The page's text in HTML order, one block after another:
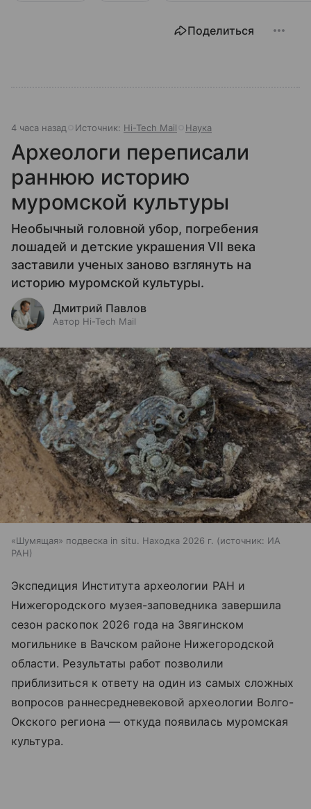
Поделиться
4 часа назад Источник: Hi-Tech Mail Наука
Археологи переписали
раннюю историю
муромской культуры
Необычный головной убор, погребения
лошадей и детские украшения VII века
заставили ученых заново взглянуть на
историю муромской культуры.
Дмитрий Павлов
Автор Hi-Tech Mail
«Шумящая» подвеска in situ. Находка 2026 г. источник: ИА
РАН
Экспедиция Института археологии РАН и
Нижегородского музея-заповедника завершила
сезон раскопок 2026 года на Звягинском
могильнике в Вачском районе Нижегородской
области. Результаты работ позволили
приблизиться к ответу на один из самых сложных
вопросов раннесредневековой археологии Волго-
Окского региона — откуда появилась муромская
культура.